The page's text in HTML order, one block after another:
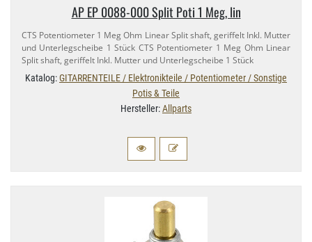
AP EP 0088-​000 Split Poti 1 Meg, lin
CTS Potentiometer 1 Meg Ohm Linear Split shaft, geriffelt Inkl. Mutter
und Unterlegscheibe 1 Stück CTS Potentiometer 1 Meg Ohm Linear
Split shaft, geriffelt Inkl. Mutter und Unterlegscheibe 1 Stück
Katalog:GITARRENTEILE / Elektronikteile / Potentiometer / Sonstige
Potis & Teile
Hersteller:Allparts